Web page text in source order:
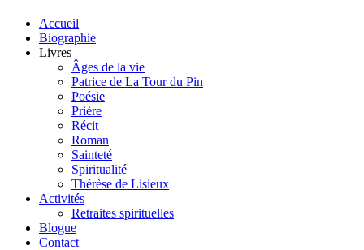
Accueil
Biographie
Livres
Âges de la vie
Patrice de La Tour du Pin
Poésie
Prière
Récit
Roman
Sainteté
Spiritualité
Thérèse de Lisieux
Activités
Retraites spirituelles
Blogue
Contact